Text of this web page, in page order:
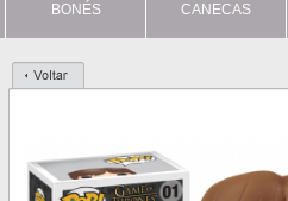
BONÉS CANECAS